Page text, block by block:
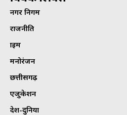
नगर निगम
राजनीति
क्राइम
मनोरंजन
छत्तीसगढ़
एजुकेशन
देश-दुनिया